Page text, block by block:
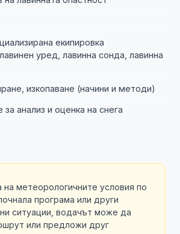
екипировка
уред, лавинна сонда, лавинна
изкопаване (начини и методи)
анализ и оценка на снега
на метеорологичните условия по
програма или други
ситуации, водачът може да
или предложи друг